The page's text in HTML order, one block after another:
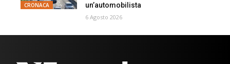
CRONACA
un’automobilista
6 Agosto 2026